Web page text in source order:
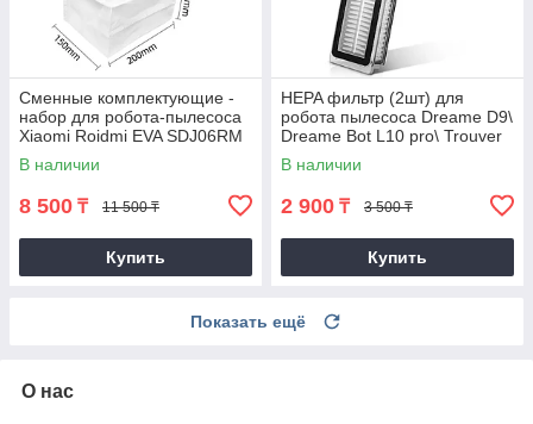
Сменные комплектующие -
набор для робота-пылесоса
Xiaomi Roidmi EVA SDJ06RM
В наличии
8 500 ₸ 11 500 ₸
Купить
HEPA фильтр (2шт) для
робота пылесоса Dreame D9\
Dreame Bot L10 pro\ Trouver
LDS\ Dreame D10S pro\F9 pro
В наличии
2 900 ₸ 3 500 ₸
Купить
Показать ещё
О нас